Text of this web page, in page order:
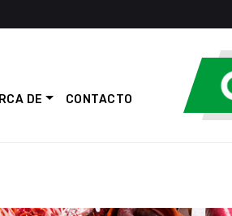
DE CONTACTO